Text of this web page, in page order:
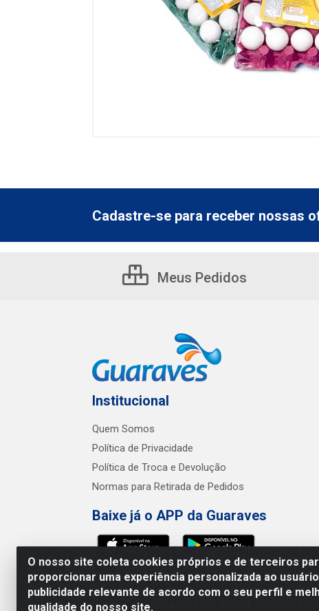
O nosso site coleta cookies próprios e de terceiros
proporcionar uma experiência personalizada ao
publicidade relevante de acordo com o seu perfil e
qualidade do nosso site.
Cadastre-se para receber nossas
Meus Pedidos
Institucional
Quem Somos
Política de Privacidade
Política de Troca e Devolução
Normas para Retirada de Pedidos
Baixe já o APP da Guaraves
Guaraves - PB